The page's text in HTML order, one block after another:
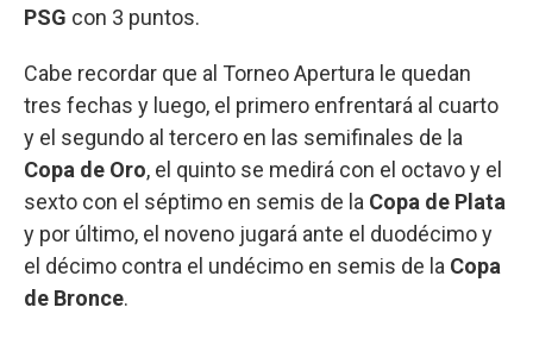
PSG con 3 puntos.
Cabe recordar que al Torneo Apertura le quedan
tres fechas y luego, el primero enfrentará al cuarto
y el segundo al tercero en las semifinales de la
Copa de Oro, el quinto se medirá con el octavo y el
sexto con el séptimo en semis de la Copa de Plata
y por último, el noveno jugará ante el duodécimo y
el décimo contra el undécimo en semis de la Copa
de Bronce.